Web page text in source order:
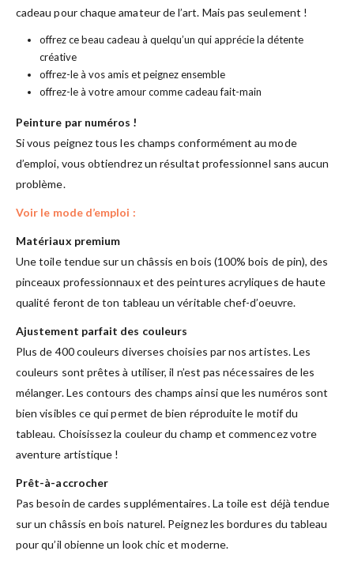
cadeau pour chaque amateur de l’art. Mais pas seulement !
offrez ce beau cadeau à quelqu’un qui apprécie la détente
créative
offrez-le à vos amis et peignez ensemble
offrez-le à votre amour comme cadeau fait-main
Peinture par numéros !
Si vous peignez tous les champs conformément au mode
d’emploi, vous obtiendrez un résultat professionnel sans aucun
problème.
Voir le mode d’emploi :
Matériaux premium
Une toile tendue sur un châssis en bois (100% bois de pin), des
pinceaux professionnaux et des peintures acryliques de haute
qualité feront de ton tableau un véritable chef-d’oeuvre.
Ajustement parfait des couleurs
Plus de 400 couleurs diverses choisies par nos artistes. Les
couleurs sont prêtes à utiliser, il n’est pas nécessaires de les
mélanger. Les contours des champs ainsi que les numéros sont
bien visibles ce qui permet de bien réproduite le motif du
tableau. Choisissez la couleur du champ et commencez votre
aventure artistique !
Prêt-à-accrocher
Pas besoin de cardes supplémentaires. La toile est déjà tendue
sur un châssis en bois naturel. Peignez les bordures du tableau
pour qu’il obienne un look chic et moderne.